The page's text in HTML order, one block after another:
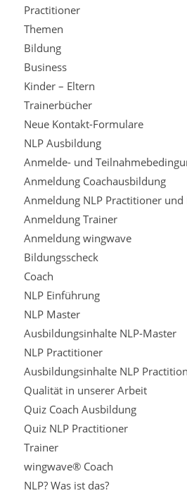
Practitioner
Themen
Bildung
Business
Kinder – Eltern
Trainerbücher
Neue Kontakt-Formulare
NLP Ausbildung
Anmelde- und
Anmeldung Coachausbildung
Anmeldung NLP Practitioner und
Anmeldung Trainer
Anmeldung wingwave
Bildungsscheck
Coach
NLP Einführung
NLP Master
Ausbildungsinhalte NLP-Master
NLP Practitioner
Ausbildungsinhalte NLP
Qualität in unserer Arbeit
Quiz Coach Ausbildung
Quiz NLP Practitioner
Trainer
wingwave® Coach
NLP? Was ist das?